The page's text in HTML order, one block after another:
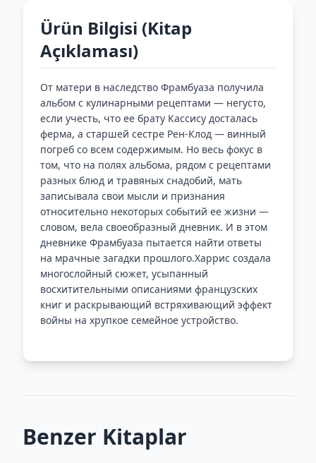
Ürün Bilgisi (Kitap
Açıklaması)
От матери в наследство Фрамбуаза получила
альбом с кулинарными рецептами — негусто,
если учесть, что ее брату Кассису досталась
ферма, а старшей сестре Рен-Клод — винный
погреб со всем содержимым. Но весь фокус в
том, что на полях альбома, рядом с рецептами
разных блюд и травяных снадобий, мать
записывала свои мысли и признания
относительно некоторых событий ее жизни —
словом, вела своеобразный дневник. И в этом
дневнике Фрамбуаза пытается найти ответы
на мрачные загадки прошлого.Харрис создала
многослойный сюжет, усыпанный
восхитительными описаниями французских
книг и раскрывающий встряхивающий эффект
войны на хрупкое семейное устройство.
Benzer Kitaplar